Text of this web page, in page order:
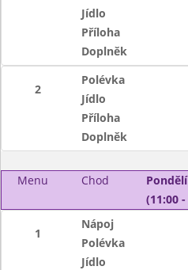
Jídlo
Příloha
Doplněk
2
Polévka
Jídlo
Příloha
Doplněk
Menu Chod
(11:00
1
Nápoj
Polévka
Jídlo